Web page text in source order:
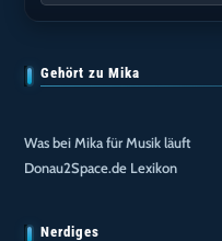
Gehört zu Mika
Was bei Mika für Musik läuft
Donau2Space.de Lexikon
Nerdiges